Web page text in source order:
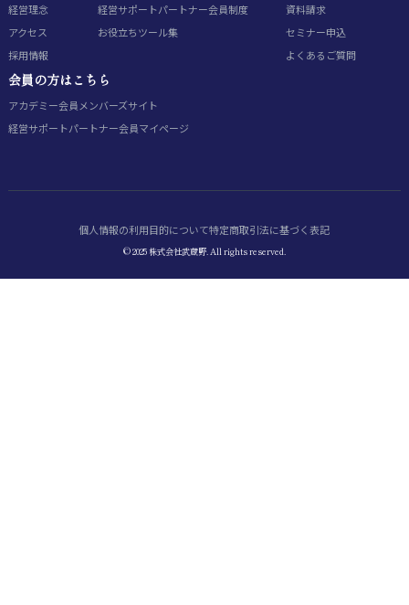
経営理念
アクセス
採用情報
経営サポートパートナー会員制度
お役立ちツール集
資料請求
セミナー申込
よくあるご質問
会員の方はこちら
アカデミー会員 メンバーズサイト
経営サポートパートナー会員マイページ
個人情報の利用目的について特定商取引法に基づく表記
© 2025 株式会社武蔵野. All rights reserved.